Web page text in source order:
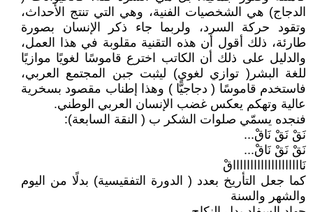
الدجاج) هي الشخصيات الفنية، وهي التي تنتج الأحداث،
وتقود حركة السرد، ولربما جاء ذكر الإنسان بصورة
طارئة، ذلك أقول أن هذه التقنية مقلوبة في هذا العمل،
والدليل على ذلك أن الكاتب اخترع قاموسًا لغويًا موازيًا
للغة البشر( توازي لغوي) ليثبت جبن المجتمع العربي،
فاستخدم قاموسًا ( دجاجيًّا ) وهذا إطناب مقصود بسخرية
عالية وتهكم يعكس غضب الإنسان العربي الوطني.
فنجده يسمّي صلوات الشكر ب ( النقة السابعة):
نَقْ نَقْ نَاقْ...
نَقْ نَقْ نَاقْ...
نَااااااااااااااااااااقْ
كما جعل التأريخ بعدد ( الدورة التفقيسية) بدلًا من اليوم
والشهر والسنة